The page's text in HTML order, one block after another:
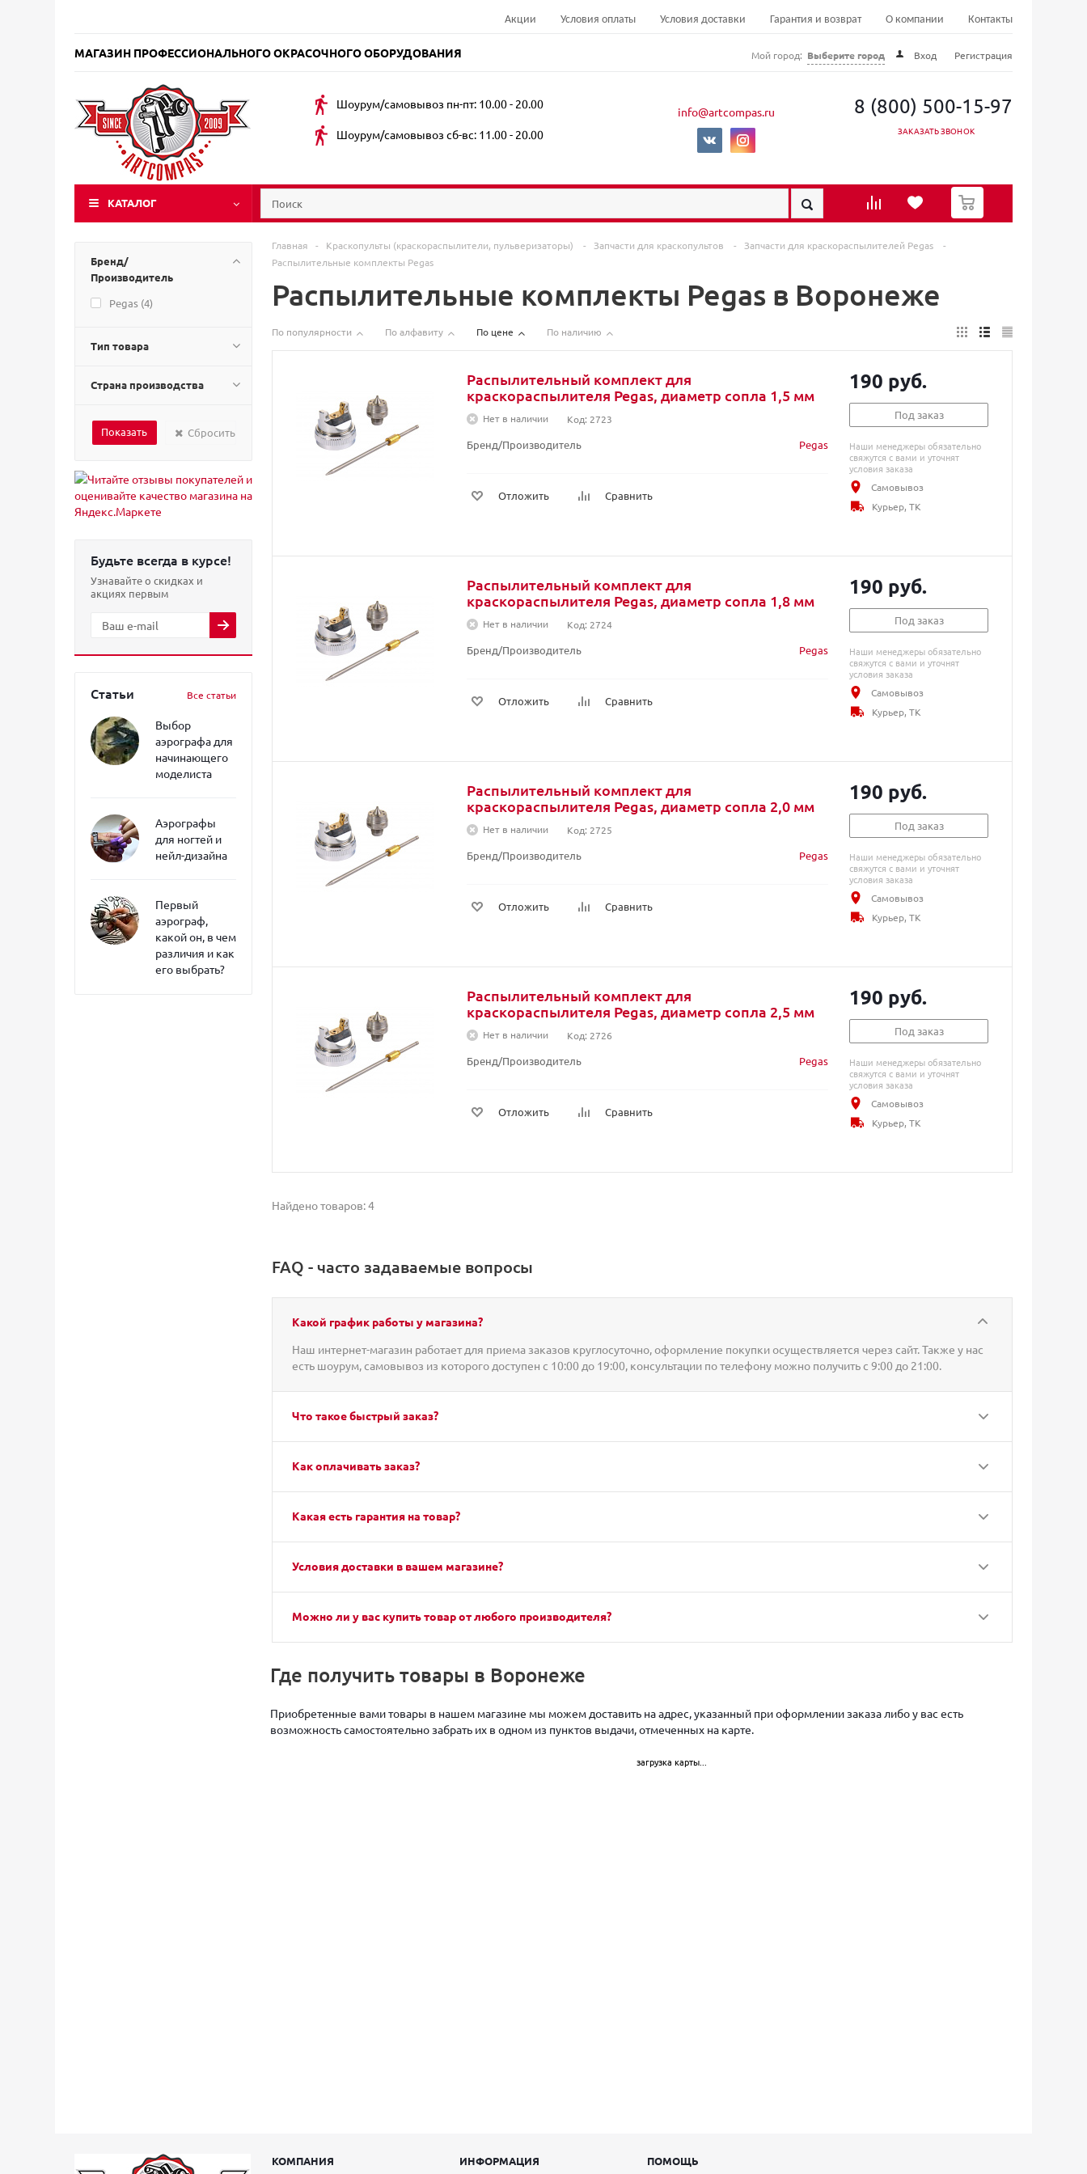
Акции Условия оплаты Условия доставки Гарантия и возврат О компании Контакты
МАГАЗИН ПРОФЕССИОНАЛЬНОГО ОКРАСОЧНОГО ОБОРУДОВАНИЯ Мой город: Выберите город Вход Регистрация
Шоурум/самовывоз пн-пт: 10.00 - 20.00
Шоурум/самовывоз сб-вс: 11.00 - 20.00
info@artcompas.ru 8 (800) 500-15-97
ЗАКАЗАТЬ ЗВОНОК
КАТАЛОГ
0
Бренд/
Производитель
Pegas (4)
Тип товара
Страна производства
Сбросить
Будьте всегда в курсе!
Узнавайте о скидках и
акциях первым
Статьи Все статьи
Выбор
аэрографа для
начинающего
моделиста
Аэрографы
для ногтей и
нейл-дизайна
Первый
аэрограф,
какой он, в чем
различия и как
его выбрать?
Главная - Краскопульты (краскораспылители, пульверизаторы) - Запчасти для краскопультов - Запчасти для краскораспылителей Pegas
-
Распылительные комплекты Pegas
Распылительные комплекты Pegas в Воронеже
По популярности По алфавиту По цене По наличию
Распылительный комплект для
краскораспылителя Pegas, диаметр сопла 1,5 мм
Нет в наличии Код: 2723
Бренд/Производитель Pegas
Отложить Сравнить
190 руб.
Под заказ
Наши менеджеры обязательно
свяжутся с вами и уточнят
условия заказа
Самовывоз
Курьер, ТК
Распылительный комплект для
краскораспылителя Pegas, диаметр сопла 1,8 мм
Нет в наличии Код: 2724
Бренд/Производитель Pegas
Отложить Сравнить
190 руб.
Под заказ
Наши менеджеры обязательно
свяжутся с вами и уточнят
условия заказа
Самовывоз
Курьер, ТК
Распылительный комплект для
краскораспылителя Pegas, диаметр сопла 2,0 мм
Нет в наличии Код: 2725
Бренд/Производитель Pegas
Отложить Сравнить
190 руб.
Под заказ
Наши менеджеры обязательно
свяжутся с вами и уточнят
условия заказа
Самовывоз
Курьер, ТК
Распылительный комплект для
краскораспылителя Pegas, диаметр сопла 2,5 мм
Нет в наличии Код: 2726
Бренд/Производитель Pegas
Отложить Сравнить
190 руб.
Под заказ
Наши менеджеры обязательно
свяжутся с вами и уточнят
условия заказа
Самовывоз
Курьер, ТК
Найдено товаров: 4
FAQ - часто задаваемые вопросы
Какой график работы у магазина?
Наш интернет-магазин работает для приема заказов круглосуточно, оформление покупки осуществляется через сайт. Также у нас
есть шоурум, самовывоз из которого доступен с 10:00 до 19:00, консультации по телефону можно получить с 9:00 до 21:00.
Что такое быстрый заказ?
Как оплачивать заказ?
Какая есть гарантия на товар?
Условия доставки в вашем магазине?
Можно ли у вас купить товар от любого производителя?
Где получить товары в Воронеже
Приобретенные вами товары в нашем магазине мы можем доставить на адрес, указанный при оформлении заказа либо у вас есть
возможность самостоятельно забрать их в одном из пунктов выдачи, отмеченных на карте.
загрузка карты...
КОМПАНИЯ ИНФОРМАЦИЯ
ПОМОЩЬ